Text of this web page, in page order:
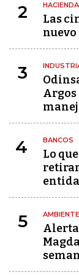
2 HACIENDA
Las
3
Argos
4 BANCOS
Lo
retirar
5 AMBIENTE
Alerta